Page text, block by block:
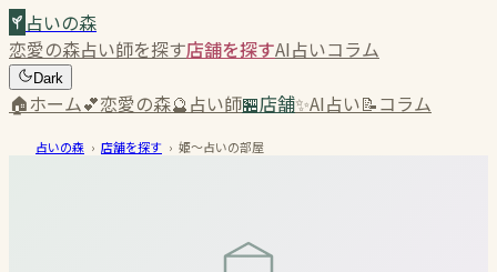
占いの森
恋愛の森占い師を探す店舗を探すAI占いコラム
Dark
🏠ホーム💕恋愛の森🔮占い師🏪店舗✨AI占い📝コラム
占いの森 › 店舗を探す › 姫〜占いの部屋